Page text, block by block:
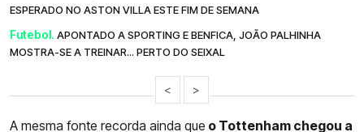
ESPERADO NO ASTON VILLA ESTE FIM DE SEMANA
Futebol. APONTADO A SPORTING E BENFICA, JOÃO PALHINHA
MOSTRA-SE A TREINAR... PERTO DO SEIXAL
< >
A mesma fonte recorda ainda que o Tottenham chegou a